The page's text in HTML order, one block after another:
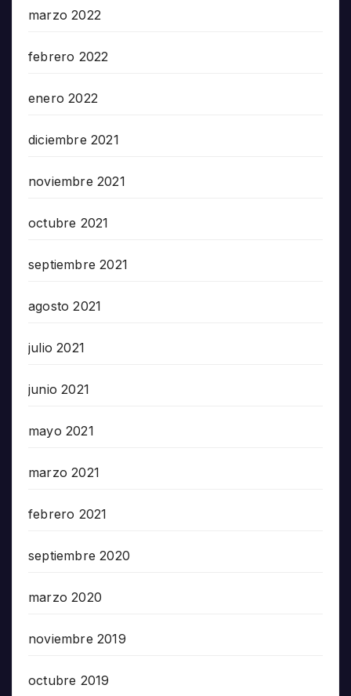
marzo 2022
febrero 2022
enero 2022
diciembre 2021
noviembre 2021
octubre 2021
septiembre 2021
agosto 2021
julio 2021
junio 2021
mayo 2021
marzo 2021
febrero 2021
septiembre 2020
marzo 2020
noviembre 2019
octubre 2019